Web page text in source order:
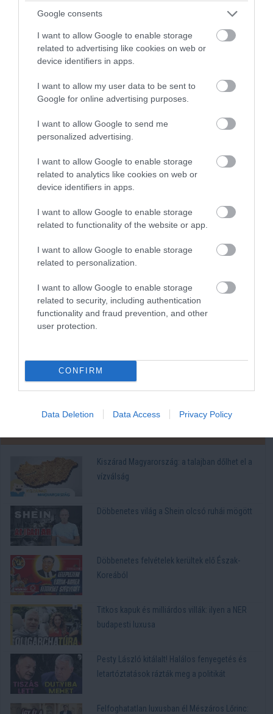
Google consents
I want to allow Google to enable storage
related to advertising like cookies on web or
device identifiers in apps.
I want to allow my user data to be sent to
Google for online advertising purposes.
I want to allow Google to send me
personalized advertising.
I want to allow Google to enable storage
related to analytics like cookies on web or
device identifiers in apps.
I want to allow Google to enable storage
related to functionality of the website or app.
I want to allow Google to enable storage
related to personalization.
I want to allow Google to enable storage
related to security, including authentication
functionality and fraud prevention, and other
user protection.
CONFIRM
Data Deletion Data Access Privacy Policy
Standard” kezdeményezést, hivatalosan
aktiválva a megújuló energián alapuló
Legjobb magyar kriptovaluta hírportál: miért
figyelnek egyre többen a ProfitLine-ra?
Magyar nyugdíjasok akár napi 5 750 dollárnyi
XRP segítségével a VEST Mining platformon
keresztül
A Jump Crypto a visszahúzódást kihasználva
vásárol: 205 millió dollár értékű Solanát
konvertált Bitcoinra
Elemző szerint az XRP meg fogja dönteni a
Solana ETF 52 millió dolláros rekordját
A Ripple által támogatott Evernorth 1 milliárd
dollár értékben vásárol XRP-t a Hedera ETF
Kiszárad Magyarország: a talajban dőlhet el a
vízválság
Döbbenetes világ a Shein olcsó ruhái mögött
Döbbenetes felvételek kerültek elő Észak-
Koreából
Titkos kapuk és milliárdos villák: ilyen a NER
budapesti luxusa
Pesty László kitálalt! Halálos fenyegetés és
letartóztatások rázták meg a politikát
Felfoghatatlan luxusban él Mészáros Lőrinc: